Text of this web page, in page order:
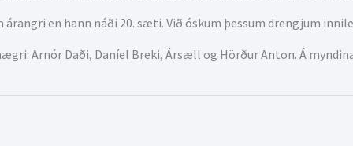
en hann náði 20. sæti. Við óskum þessum drengjum
Arnór Daði, Daníel Breki, Ársæll og Hörður Anton. Á